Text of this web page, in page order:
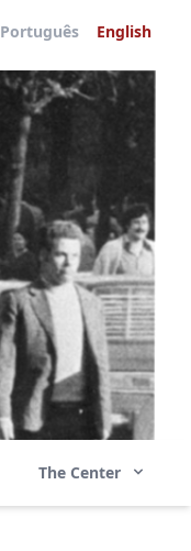
Português English
The Center